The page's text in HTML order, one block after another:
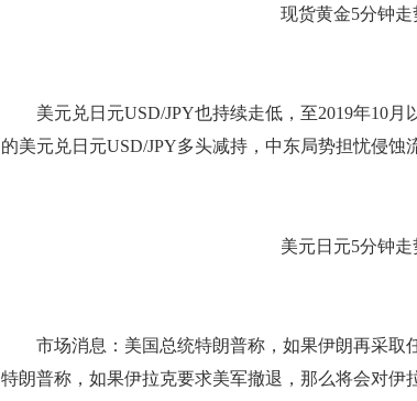
现货黄金5分钟走
美元兑日元USD/JPY也持续走低，至2019年10月
的美元兑日元USD/JPY多头减持，中东局势担忧侵蚀
美元日元5分钟走
市场消息：美国总统特朗普称，如果伊朗再采取
特朗普称，如果伊拉克要求美军撤退，那么将会对伊